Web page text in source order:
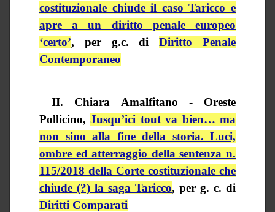
costituzionale chiude il caso Taricco e
apre a un diritto penale europeo
‘certo’, per g.c. diDiritto Penale
Contemporaneo
II. Chiara Amalfitano - Oreste
Pollicino,Jusqu’ici tout va bien… ma
non sino alla fine della storia. Luci,
ombre ed atterraggio della sentenza n.
115/2018 della Corte costituzionale che
chiude (?) la saga Taricco, per g. c. di
Diritti Comparati